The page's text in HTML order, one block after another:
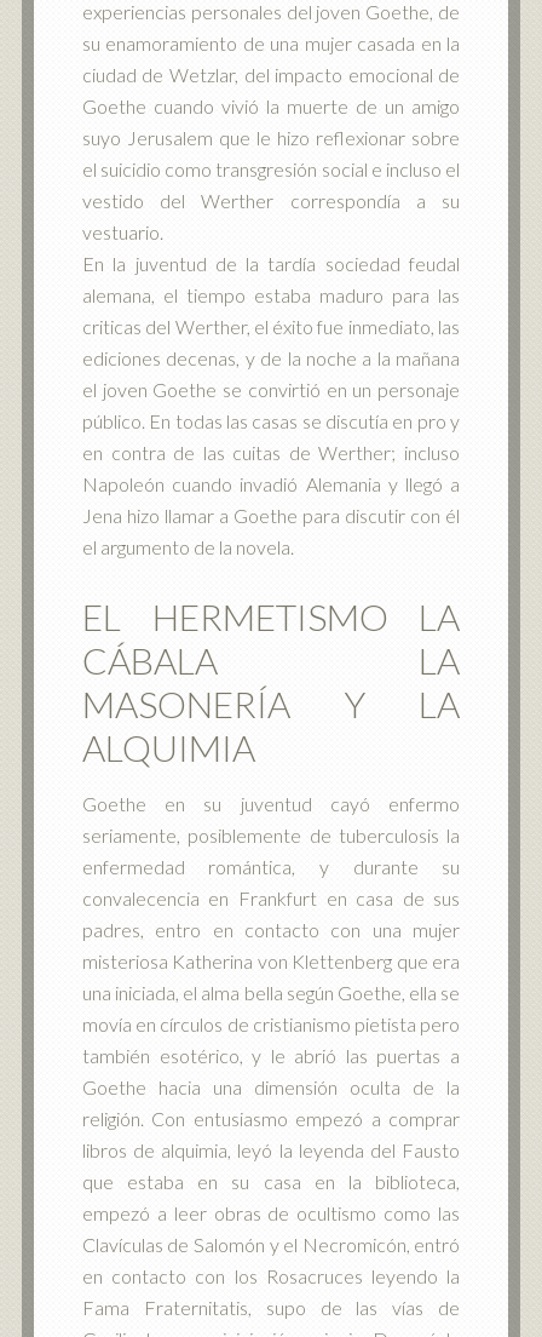
experiencias personales del joven Goethe, de
su enamoramiento de una mujer casada en la
ciudad de Wetzlar, del impacto emocional de
Goethe cuando vivió la muerte de un amigo
suyo Jerusalem que le hizo reflexionar sobre
el suicidio como transgresión social e incluso el
vestido del Werther correspondía a su
vestuario.
En la juventud de la tardía sociedad feudal
alemana, el tiempo estaba maduro para las
criticas del Werther, el éxito fue inmediato, las
ediciones decenas, y de la noche a la mañana
el joven Goethe se convirtió en un personaje
público. En todas las casas se discutía en pro y
en contra de las cuitas de Werther; incluso
Napoleón cuando invadió Alemania y llegó a
Jena hizo llamar a Goethe para discutir con él
el argumento de la novela.
EL HERMETISMO LA
CÁBALA LA
MASONERÍA Y LA
ALQUIMIA
Goethe en su juventud cayó enfermo
seriamente, posiblemente de tuberculosis la
enfermedad romántica, y durante su
convalecencia en Frankfurt en casa de sus
padres, entro en contacto con una mujer
misteriosa Katherina von Klettenberg que era
una iniciada, el alma bella según Goethe, ella se
movía en círculos de cristianismo pietista pero
también esotérico, y le abrió las puertas a
Goethe hacia una dimensión oculta de la
religión. Con entusiasmo empezó a comprar
libros de alquimia, leyó la leyenda del Fausto
que estaba en su casa en la biblioteca,
empezó a leer obras de ocultismo como las
Clavículas de Salomón y el Necromicón, entró
en contacto con los Rosacruces leyendo la
Fama Fraternitatis, supo de las vías de